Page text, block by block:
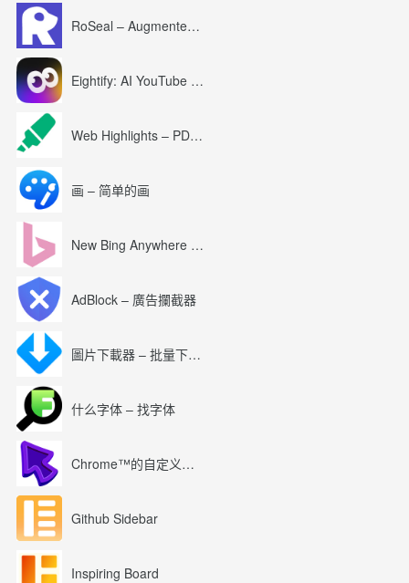
RoSeal – Augmented Roblox Experience
Eightify: AI YouTube Summary with ChatGPT
Web Highlights – PDF & Web Highlighter
画 – 简单的画
New Bing Anywhere (Bing Chat GPT-4)
AdBlock – 廣告攔截器
圖片下載器 – 批量下載圖片
什么字体 – 找字体
Chrome™的自定义光标
Github Sidebar
Inspiring Board